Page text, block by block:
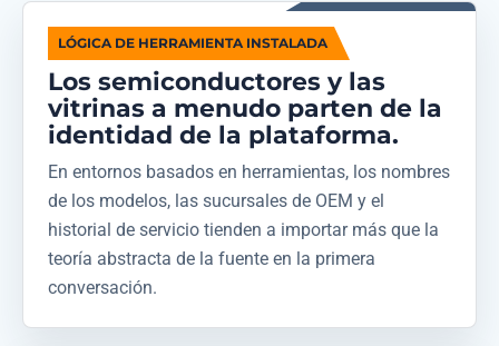
LÓGICA DE HERRAMIENTA INSTALADA
Los semiconductores y las
vitrinas a menudo parten de la
identidad de la plataforma.
En entornos basados ​​en herramientas, los nombres
de los modelos, las sucursales de OEM y el
historial de servicio tienden a importar más que la
teoría abstracta de la fuente en la primera
conversación.